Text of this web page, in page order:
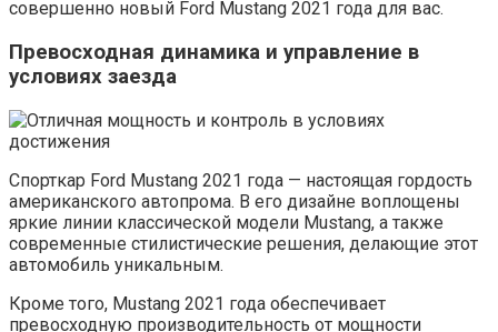
совершенно новый Ford Mustang 2021 года для вас.
Превосходная динамика и управление в
условиях заезда
Спорткар Ford Mustang 2021 года — настоящая гордость
американского автопрома. В его дизайне воплощены
яркие линии классической модели Mustang, а также
современные стилистические решения, делающие этот
автомобиль уникальным.
Кроме того, Mustang 2021 года обеспечивает
превосходную производительность от мощности